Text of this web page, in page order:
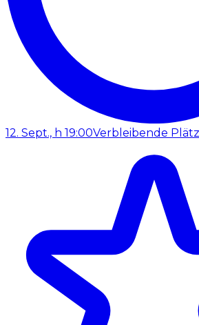
12. Sept., h 19:00Verbleibende